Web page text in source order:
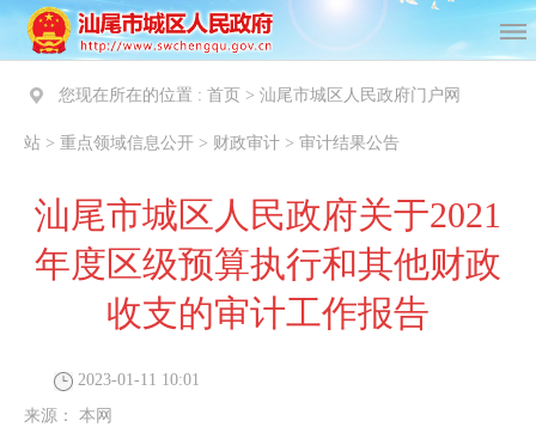
您现在所在的位置 : 首页 > 汕尾市城区人民政府门户网
站 > 重点领域信息公开 > 财政审计 > 审计结果公告
汕尾市城区人民政府关于2021
年度区级预算执行和其他财政
收支的审计工作报告
2023-01-11 10:01
来源： 本网